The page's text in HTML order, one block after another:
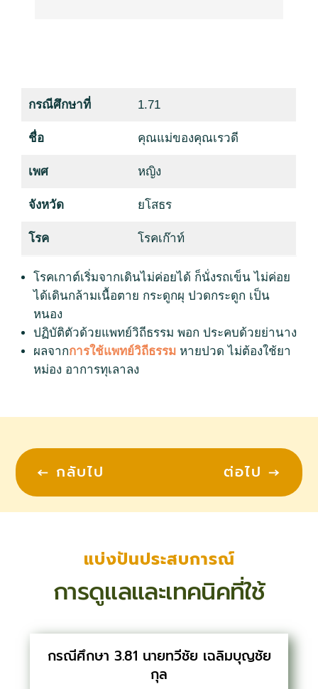
กรณีศึกษาที่ 1.71
ชื่อ คุณแม่ของคุณเรวดี
เพศ หญิง
จังหวัด ยโสธร
โรค โรคเก๊าท์
โรคเกาต์เริ่มจากเดินไม่ค่อยได้ ก็นั่งรถเข็น ไม่ค่อย
ได้เดินกล้ามเนื้อตาย กระดูกผุ ปวดกระดูก เป็น
หนอง
ปฏิบัติตัวด้วยแพทย์วิถีธรรม พอก ประคบด้วยย่านาง
ผลจากการใช้แพทย์วิถีธรรม หายปวด ไม่ต้องใช้ยา
หม่อง อาการทุเลาลง
← กลับไป ต่อไป →
แบ่งปันประสบการณ์
การดูแลและเทคนิคที่ใช้
กรณีศึกษา 3.81 นายทวีชัย เฉลิมบุญชัย
กุล